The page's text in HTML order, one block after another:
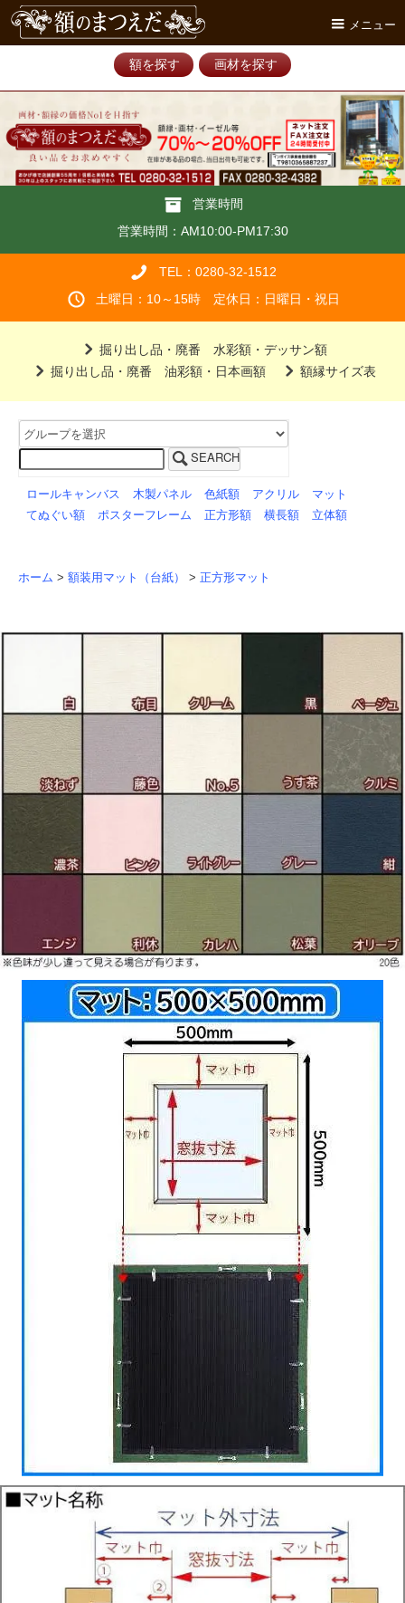
メニュー
額を探す 画材を探す
営業時間
営業時間：AM10:00-PM17:30
TEL：0280-32-1512
土曜日：10～15時 定休日：日曜日・祝日
掘り出し品・廃番 水彩額・デッサン額
掘り出し品・廃番 油彩額・日本画額
額縁サイズ表
SEARCH
ロールキャンバス 木製パネル 色紙額 アクリル
マット
てぬぐい額
ポスターフレーム 正方形額 横長額 立体額
ホーム > 額装用マット（台紙） > 正方形マット